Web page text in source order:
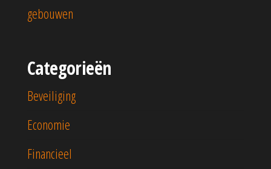
gebouwen
Categorieën
Beveiliging
Economie
Financieel